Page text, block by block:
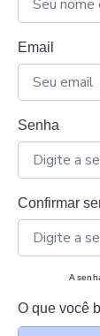
Email
Senha
Confirmar
A
O que você